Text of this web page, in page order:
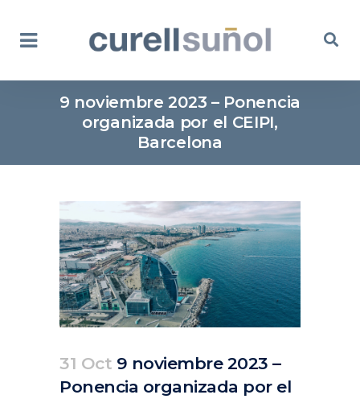
9 noviembre 2023 – Ponencia
organizada por el CEIPI,
Barcelona
31 Oct 9 noviembre 2023 –
Ponencia organizada por el